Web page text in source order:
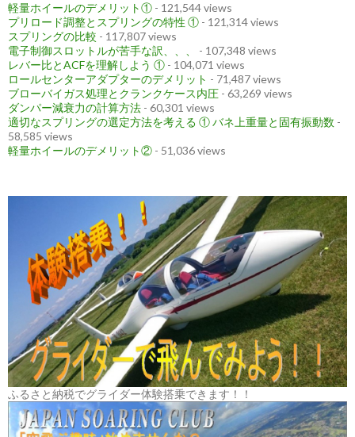
軽量ホイールのデメリット① - 121,544 views
プリロード調整とスプリングの特性 ① - 121,314 views
スプリングの比較 - 117,807 views
電子制御スロットルが苦手な訳、、、
- 107,348 views
レバー比とACFを理解しよう ① - 104,071 views
ロールセンターアダプターのデメリット - 71,487 views
ブローバイガス処理とクランクケース内圧 - 63,269 views
ダンパー減衰力の計算方法 - 60,301 views
適切なスプリングの選定方法を考える ① バネ上重量と固有振動数 -
58,585 views
軽量ホイールのデメリット② - 51,036 views
ふるさと納税でグライダー体験搭乗できます！！